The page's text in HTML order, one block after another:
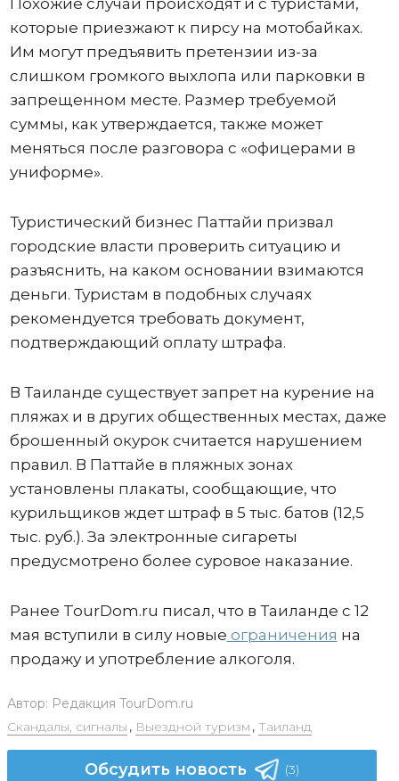
Похожие случаи происходят и с туристами,
которые приезжают к пирсу на мотобайках.
Им могут предъявить претензии из-за
слишком громкого выхлопа или парковки в
запрещенном месте. Размер требуемой
суммы, как утверждается, также может
меняться после разговора с «офицерами в
униформе».
Туристический бизнес Паттайи призвал
городские власти проверить ситуацию и
разъяснить, на каком основании взимаются
деньги. Туристам в подобных случаях
рекомендуется требовать документ,
подтверждающий оплату штрафа.
В Таиланде существует запрет на курение на
пляжах и в других общественных местах, даже
брошенный окурок считается нарушением
правил. В Паттайе в пляжных зонах
установлены плакаты, сообщающие, что
курильщиков ждет штраф в 5 тыс. батов (12,5
тыс. руб.). За электронные сигареты
предусмотрено более суровое наказание.
Ранее TourDom.ru писал, что в Таиланде с 12
мая вступили в силу новые ограничения на
продажу и употребление алкоголя.
Автор: Редакция TourDom.ru
Скандалы, сигналы , Выездной туризм , Таиланд
Обсудить новость (3)